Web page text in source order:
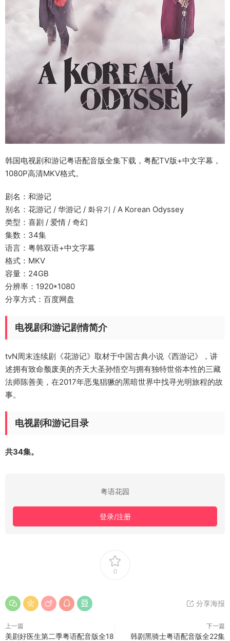
韩国电视剧和游记粤语配音版全集下载，粤配TV版+中文字幕，
1080P高清MKV格式。
剧名：和游记
别名：花游记 / 华游记 / 화유기 / A Korean Odyssey
类型：喜剧 / 爱情 / 奇幻
集数：34集
语言：粤韩双语+中文字幕
格式：MKV
容量：24GB
分辨率：1920*1080
分享方式：百度网盘
电视剧和游记剧情简介
tvN周末连续剧《花游记》取材于中国古典小说《西游记》，讲
述拥有致命颓废美的齐天大圣孙悟空与拥有独特世俗本性的三藏
法师陈善美，在2017年恶鬼猖獗的黑暗世界中找寻光明旅程的故
事。
电视剧和游记目录
共34集。
粤语花园
登录/注册
0
分享海报
上一篇
美剧好医生第二季粤语配音版全18
下一篇
韩剧黑骑士粤语配音版全22集